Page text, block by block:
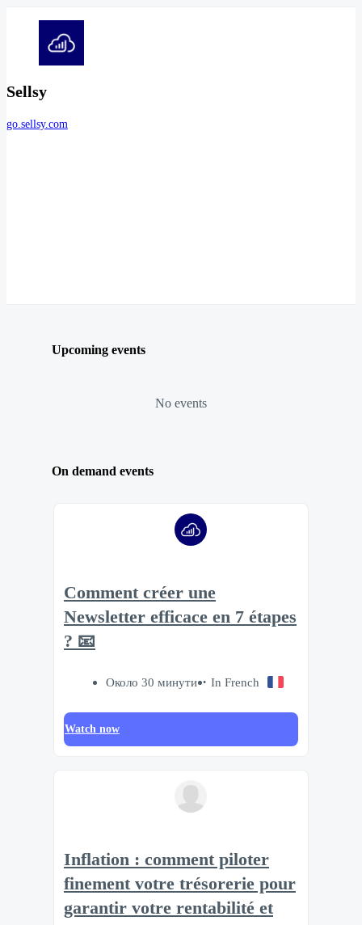
Sellsy
go.sellsy.com
Upcoming events
No events
On demand events
Comment créer une
Newsletter efficace en 7 étapes
? 📧
Около 30 минути In French
Watch now
Inflation : comment piloter
finement votre trésorerie pour
garantir votre rentabilité et